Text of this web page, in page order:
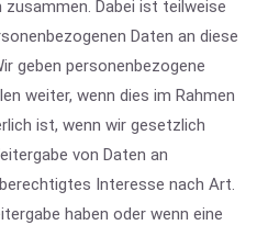
Dabei ist teilweise
Daten an diese
geben personenbezogene
weiter, wenn dies im Rahmen
ist, wenn wir gesetzlich
von Daten an
Interesse nach Art.
haben oder wenn eine